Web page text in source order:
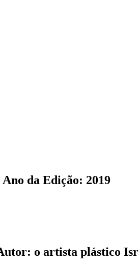
da Edição: 2019
o artista plástico